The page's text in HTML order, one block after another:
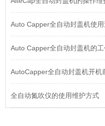
Auto Capper全自动封盖机使
Auto Capper全自动封盖机的
AutoCapper全自动封盖机开机
全自动氮吹仪的使用维护方式